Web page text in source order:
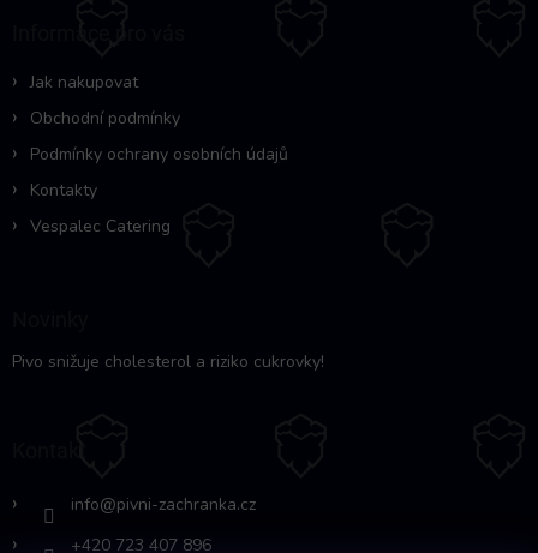
Jak nakupovat
Obchodní podmínky
Podmínky ochrany osobních údajů
Kontakty
Vespalec Catering
Pivo snižuje cholesterol a riziko cukrovky!
info@pivni-zachranka.cz
+420 723 407 896